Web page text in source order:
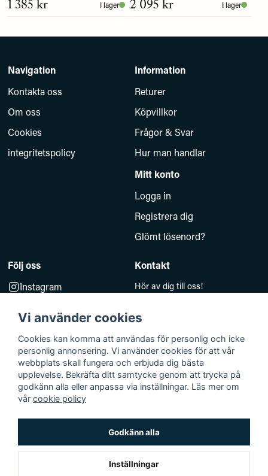
1 385 kr I lager 2 095 kr I lager
Navigation
Kontakta oss
Om oss
Cookies
integritetspolicy
Information
Returer
Köpvillkor
Frågor & Svar
Hur man handlar
Mitt konto
Logga in
Registrera dig
Glömt lösenord?
Följ oss
Instagram
Kontakt
Hör av dig till oss!
kundsupport@baddkompaniet.se
Telefon:044-813 00
Org.nr 5594278177
Björkhagavägen 11
28832 Vinslöv
Bäddkompaniet © 2026 Alla rättigheter reserverade
Org.nr 559261-4985
Vi använder cookies
Cookies kan komma att användas för personlig och icke
personlig annonsering. Vi använder cookies för att vår
webbplats skall fungera och erbjuda dig bästa
upplevelse. Bekräfta ditt samtycke genom att trycka på
godkänn alla eller anpassa via inställningar. Läs mer om
vår cookie policy
Godkänn alla
Inställningar